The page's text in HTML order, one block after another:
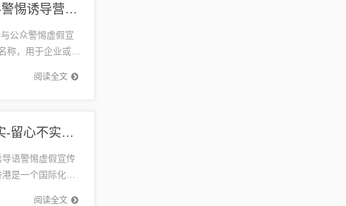
管家婆100%中奖澳门,创新释义、解释与落实​-警惕诱导营销风险
公众警惕虚假宣
称，用于企业或个
家婆”...
阅读全文
香港开奖结果 开奖记录,规范释义、解释与落实​-留心不实诱导语
语警惕虚假宣传
是一个国际化的
，香港彩票开
阅读全文